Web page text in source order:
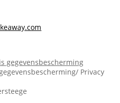
gegevensbescherming
Privacy